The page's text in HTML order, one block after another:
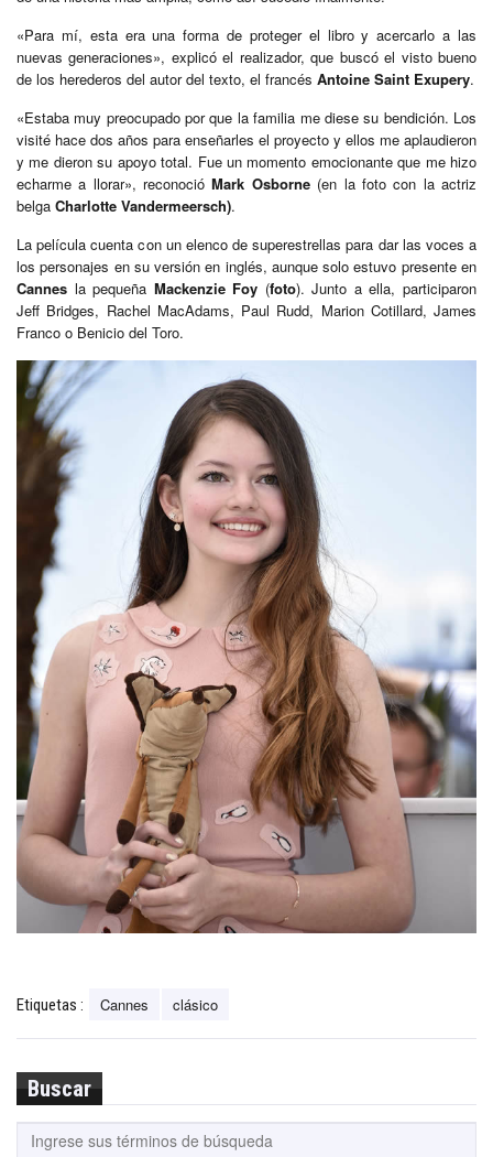
«Para mí, esta era una forma de proteger el libro y acercarlo a las
nuevas generaciones», explicó el realizador, que buscó el visto bueno
de los herederos del autor del texto, el francés Antoine Saint Exupery.
«Estaba muy preocupado por que la familia me diese su bendición. Los
visité hace dos años para enseñarles el proyecto y ellos me aplaudieron
y me dieron su apoyo total. Fue un momento emocionante que me hizo
echarme a llorar», reconocióMark Osborne (en la foto con la actriz
belga Charlotte Vandermeersch).
La película cuenta con un elenco de superestrellas para dar las voces a
los personajes en su versión en inglés, aunque solo estuvo presente en
Cannes la pequeña Mackenzie Foy (foto). Junto a ella, participaron
Jeff Bridges, Rachel MacAdams, Paul Rudd, Marion Cotillard, James
Franco o Benicio del Toro.
Etiquetas : Cannes clásico
Buscar